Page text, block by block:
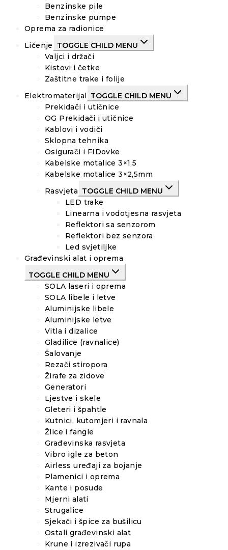
Benzinske pile
Benzinske pumpe
Oprema za radionice
Ličenje
TOGGLE CHILD MENU
Valjci i držači
Kistovi i četke
Zaštitne trake i folije
Elektromaterijal
TOGGLE CHILD MENU
Prekidači i utičnice
OG Prekidači i utičnice
Kablovi i vodiči
Sklopna tehnika
Osigurači i FIDovke
Kabelske motalice 3×1,5
Kabelske motalice 3×2,5mm
Rasvjeta TOGGLE CHILD MENU
LED trake
Linearna i vodotjesna rasvjeta
Reflektori sa senzorom
Reflektori bez senzora
Led svjetiljke
Građevinski alat i oprema
TOGGLE CHILD MENU
SOLA laseri i oprema
SOLA libele i letve
Aluminijske libele
Aluminijske letve
Vitla i dizalice
Gladilice (ravnalice)
Šalovanje
Rezači stiropora
Žirafe za zidove
Generatori
Ljestve i skele
Gleteri i špahtle
Kutnici, kutomjeri i ravnala
Žlice i fangle
Građevinska rasvjeta
Vibro igle za beton
Airless uređaji za bojanje
Plamenici i oprema
Kante i posude
Mjerni alati
Strugalice
Sjekači i špice za bušilicu
Ostali građevinski alat
Krune i izrezivači rupa